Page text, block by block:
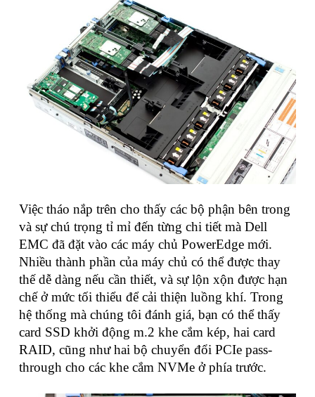
Việc tháo nắp trên cho thấy các bộ phận bên trong
và sự chú trọng tỉ mỉ đến từng chi tiết mà Dell
EMC đã đặt vào các máy chủ PowerEdge mới.
Nhiều thành phần của máy chủ có thể được thay
thế dễ dàng nếu cần thiết, và sự lộn xộn được hạn
chế ở mức tối thiểu để cải thiện luồng khí. Trong
hệ thống mà chúng tôi đánh giá, bạn có thể thấy
card SSD khởi động m.2 khe cắm kép, hai card
RAID, cũng như hai bộ chuyển đổi PCIe pass-
through cho các khe cắm NVMe ở phía trước.